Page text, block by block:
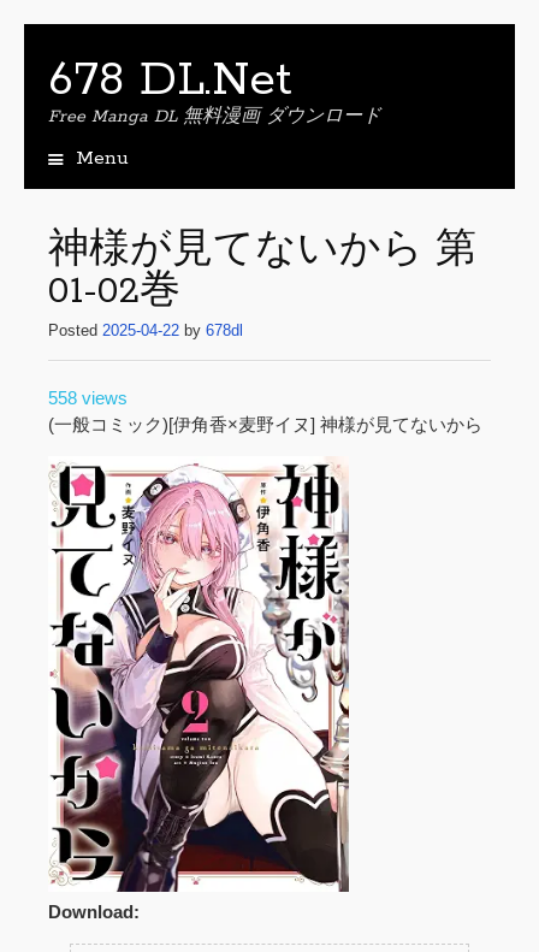
678 DL.Net
Free Manga DL 無料漫画 ダウンロード
Menu
p
t
o
c
o
t
n
神様が見てないから 第
01-02巻
Posted 2025-04-22 by 678dl
558 views
(一般コミック)[伊角香×麦野イヌ] 神様が見てないから
Download: